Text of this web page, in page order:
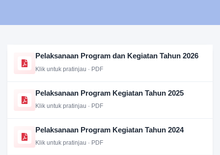
Pelaksanaan Program dan Kegiatan Tahun 2026
Klik untuk pratinjau · PDF
Pelaksanaan Program Kegiatan Tahun 2025
Klik untuk pratinjau · PDF
Pelaksanaan Program Kegiatan Tahun 2024
Klik untuk pratinjau · PDF